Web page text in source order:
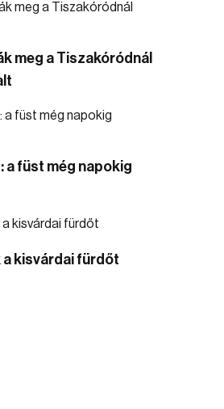
meg a Tiszakóródnál
a füst még napokig
a kisvárdai fürdőt